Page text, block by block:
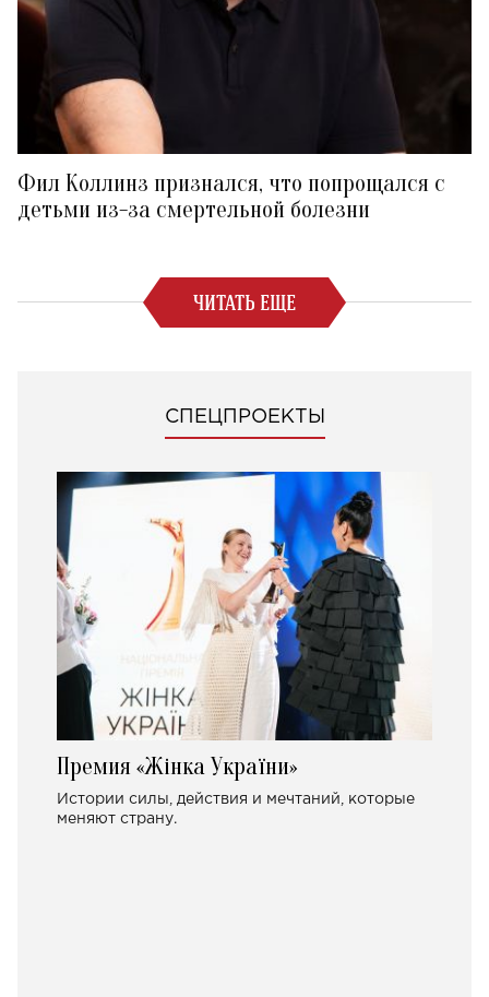
Фил Коллинз признался, что попрощался с
детьми из-за смертельной болезни
ЧИТАТЬ ЕЩЕ
СПЕЦПРОЕКТЫ
Премия «Жінка України»
Истории силы, действия и мечтаний, которые
меняют страну.